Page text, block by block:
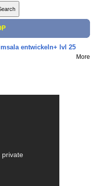
entwickeln+ lvl 25
More